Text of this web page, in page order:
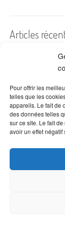
Pour offrir les
telles que les
appareils. Le fait de
des données telles
sur ce site. Le fait
avoir un effet négatif
Articles
A quelles dates
Les fleurs
Combien de fois
Quelles fleurs
Idées de